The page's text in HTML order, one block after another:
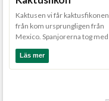
Kaktusen vi får kaktusfikonen
från kom ursprungligen från
Mexico. Spanjorerna tog med
sig plantan till Euro...
Läs mer